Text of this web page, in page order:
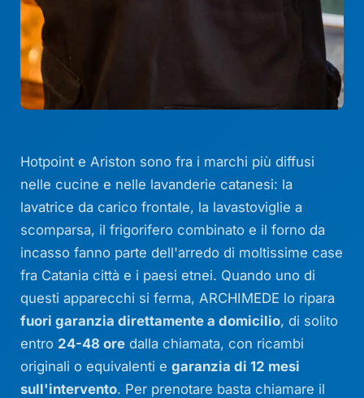
Hotpoint e Ariston sono fra i marchi più diffusi
nelle cucine e nelle lavanderie catanesi: la
lavatrice da carico frontale, la lavastoviglie a
scomparsa, il frigorifero combinato e il forno da
incasso fanno parte dell'arredo di moltissime case
fra Catania città e i paesi etnei. Quando uno di
questi apparecchi si ferma, ARCHIMEDE lo ripara
fuori garanzia direttamente a domicilio, di solito
entro 24-48 ore dalla chiamata, con ricambi
originali o equivalenti egaranzia di 12 mesi
sull'intervento. Per prenotare basta chiamare il